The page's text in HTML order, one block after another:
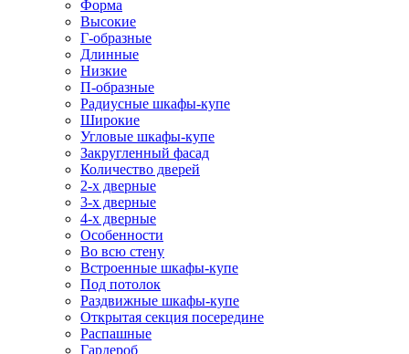
Форма
Высокие
Г-образные
Длинные
Низкие
П-образные
Радиусные шкафы-купе
Широкие
Угловые шкафы-купе
Закругленный фасад
Количество дверей
2-х дверные
3-х дверные
4-х дверные
Особенности
Во всю стену
Встроенные шкафы-купе
Под потолок
Раздвижные шкафы-купе
Открытая секция посередине
Распашные
Гардероб